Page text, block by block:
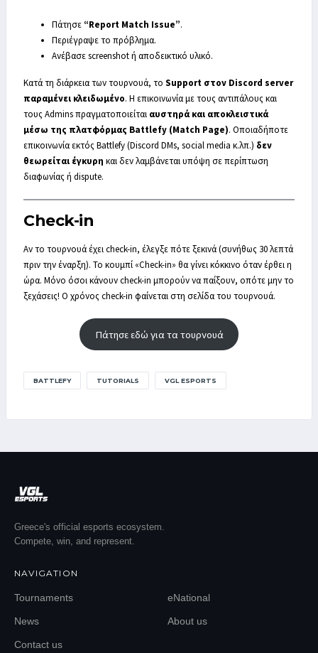
Πάτησε “Report Match Issue”.
Περιέγραψε το πρόβλημα.
Ανέβασε screenshot ή αποδεικτικό υλικό.
Κατά τη διάρκεια των τουρνουά, το Support στον Discord server
παραμένει κλειδωμένο. Η επικοινωνία με τους αντιπάλους και
τους Admins πραγματοποιείται αυστηρά και αποκλειστικά
μέσω της πλατφόρμας Battlefy (Match Page). Οποιαδήποτε
επικοινωνία εκτός Battlefy (Discord DMs, social media κ.λπ.) δεν
θεωρείται έγκυρη και δεν λαμβάνεται υπόψη σε περίπτωση
διαφωνίας ή dispute.
Check-in
Αν το τουρνουά έχει check-in, έλεγξε πότε ξεκινά (συνήθως 30 λεπτά
πριν την έναρξη). Το κουμπί «Check-in» θα γίνει κόκκινο όταν έρθει η
ώρα. Μόνο όσοι κάνουν check-in μπορούν να παίξουν, οπότε μην το
ξεχάσεις! Ο χρόνος check-in φαίνεται στη σελίδα του τουρνουά.
Πάτησε εδώ για τα τουρνουά
BATTLEFY TUTORIALS VGL ESPORTS
Greece's official esports ecosystem.
Compete, win, and represent.
NAVIGATION
Tournaments eNational
News About us
Contact us